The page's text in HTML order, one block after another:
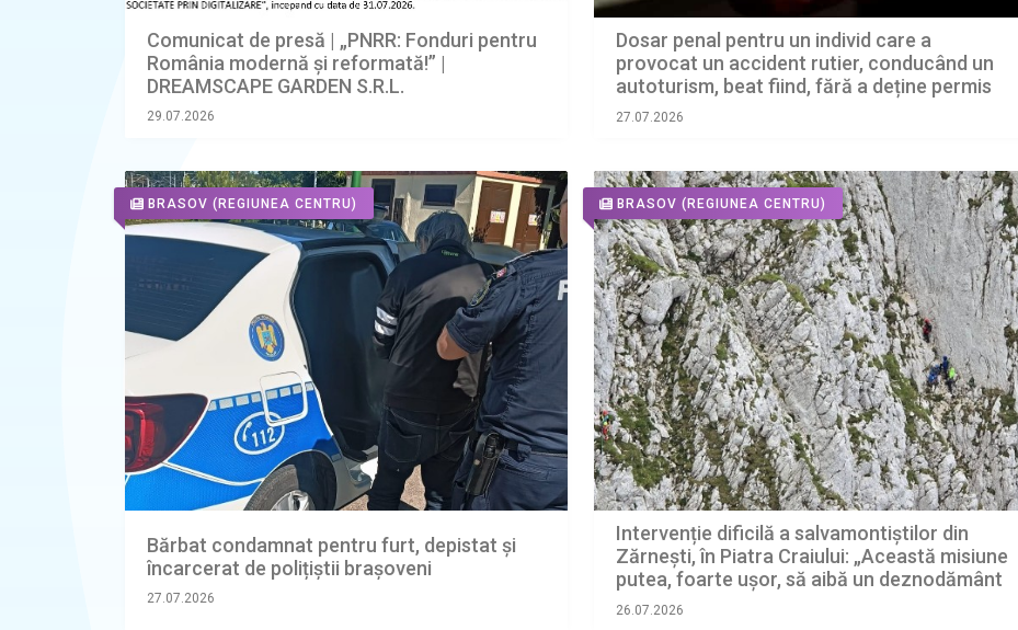
Comunicat de presă | „PNRR: Fonduri pentru
România modernă și reformată!” |
DREAMSCAPE GARDEN S.R.L.
29.07.2026
Dosar penal pentru un individ care a
provocat un accident rutier, conducând un
autoturism, beat fiind, fără a deține permis
de conducere
27.07.2026
BRASOV (REGIUNEA CENTRU)
Bărbat condamnat pentru furt, depistat și
încarcerat de polițiștii brașoveni
27.07.2026
BRASOV (REGIUNEA CENTRU)
Intervenție dificilă a salvamontiștilor din
Zărnești, în Piatra Craiului: „Această misiune
putea, foarte ușor, să aibă un deznodământ
tragic”
26.07.2026